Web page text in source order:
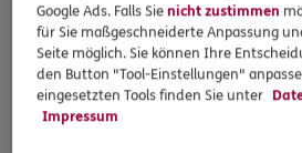
Google Ads. Falls Sienicht zustimmen
für Sie maßgeschneiderte Anpassung
Seite möglich. Sie können Ihre
den Button "Tool-Einstellungen"
eingesetzten Tools finden Sie unter
Impressum